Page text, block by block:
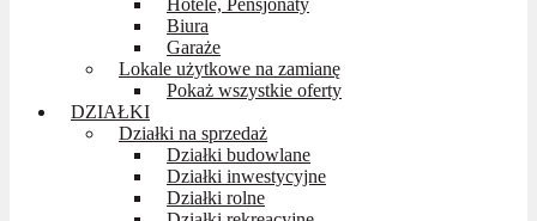
Biura
Garaże
Lokale użytkowe na zamianę
Pokaż wszystkie oferty
DZIAŁKI
Działki na sprzedaż
Działki budowlane
Działki inwestycyjne
Działki rolne